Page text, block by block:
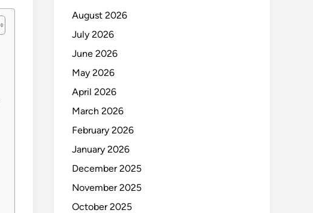
August 2026
July 2026
June 2026
May 2026
April 2026
March 2026
February 2026
January 2026
December 2025
November 2025
October 2025